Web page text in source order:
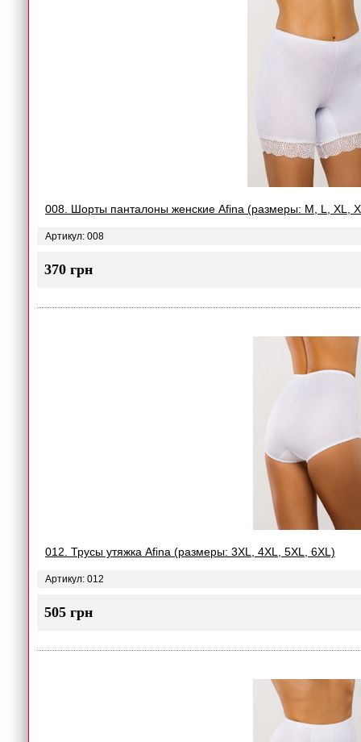
008. Шорты панталоны женские Afina (размеры: M, L, XL,
Артикул: 008
370 грн
012. Трусы утяжка Afina (размеры: 3XL, 4XL, 5XL, 6XL)
Артикул: 012
505 грн